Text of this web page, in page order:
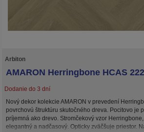
Arbiton
AMARON Herringbone HCAS
Dodanie do 3 dní
Nový dekor kolekcie AMARON v prevedení
povrchovú štruktúru skutočného dreva. Pocitovo je
príjemná ako drevo. Stromčekový vzor
elegantný a nadčasový. Opticky zväčšuje priestor.